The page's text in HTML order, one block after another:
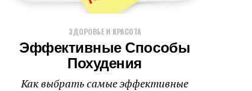
ЗДОРОВЬЕ И КРАСОТА
Эффективные Способы
Похудения
Как выбрать самые эффективные